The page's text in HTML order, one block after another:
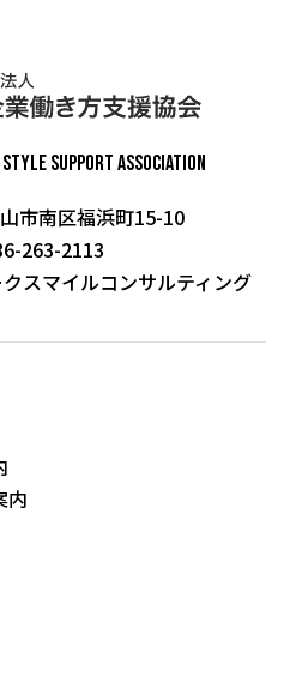
StyleSupport Association
市南区福浜町15-10
263-2113
スマイルコンサルティング
内